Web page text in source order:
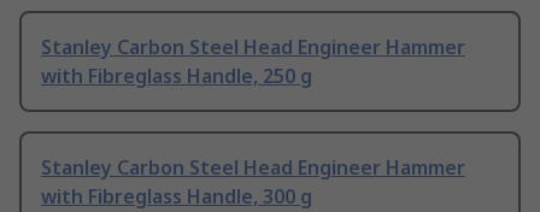
Stanley Carbon Steel Head Engineer Hammer
with Fibreglass Handle, 250 g
Stanley Carbon Steel Head Engineer Hammer
with Fibreglass Handle, 300 g